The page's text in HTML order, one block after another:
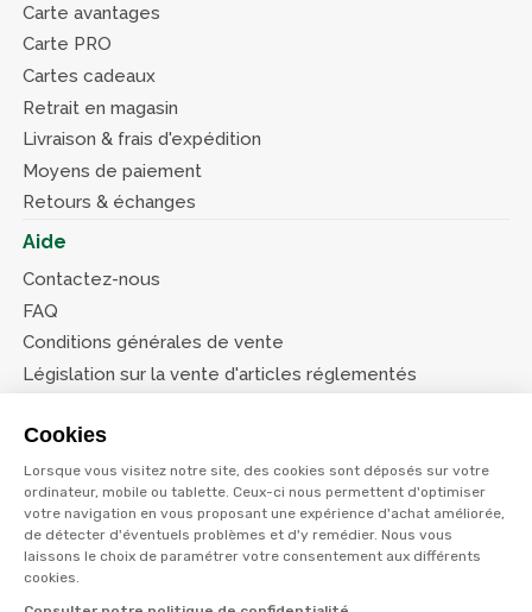
Cookies
Lorsque vous visitez notre site, des cookies sont déposés sur votre
ordinateur, mobile ou tablette. Ceux-ci nous permettent d'optimiser
votre navigation en vous proposant une expérience d'achat améliorée,
de détecter d'éventuels problèmes et d'y remédier. Nous vous
laissons le choix de paramétrer votre consentement aux différents
cookies.
Carte avantages
Carte PRO
Cartes cadeaux
Retrait en magasin
Livraison & frais d'expédition
Moyens de paiement
Retours & échanges
Aide
Contactez-nous
FAQ
Conditions générales de vente
Législation sur la vente d'articles réglementés
Conditions de nos offres
Suivez-nous